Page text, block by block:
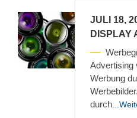
JULI 18,
DISPLAY
Advertising
Werbung
durch